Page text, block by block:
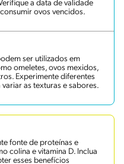
a data de validade
ovos vencidos.
ser utilizados em
omeletes, ovos mexidos,
Experimente diferentes
as texturas e sabores.
fonte de proteínas e
colina e vitamina D. Inclua
esses benefícios